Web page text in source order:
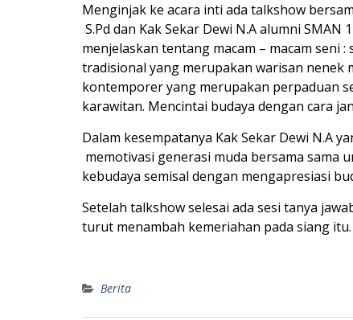
Menginjak ke acara inti ada talkshow
S.Pd dan Kak Sekar Dewi N.A alumni
menjelaskan tentang macam – macam seni
tradisional yang merupakan warisan nenek
kontemporer yang merupakan perpaduan
karawitan. Mencintai budaya dengan cara
Dalam kesempatanya Kak Sekar Dewi N.A
memotivasi generasi muda bersama sama
kebudaya semisal dengan mengapresiasi
Setelah talkshow selesai ada sesi tanya
turut menambah kemeriahan pada siang
Berita